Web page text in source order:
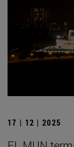
17 | 12 | 2025